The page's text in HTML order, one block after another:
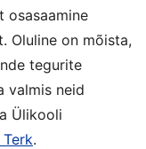
osasaamine
Oluline on mõista,
tegurite
valmis neid
Ülikooli
.